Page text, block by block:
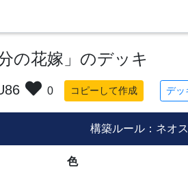
の花嫁」のデッキ
0 コピーして作成 デッ
構築ルール：ネオ
色